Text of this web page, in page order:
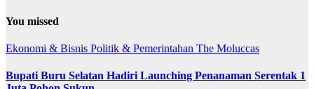
You missed
Ekonomi & Bisnis Politik & Pemerintahan The Moluccas
Bupati Buru Selatan Hadiri Launching Penanaman Serentak 1